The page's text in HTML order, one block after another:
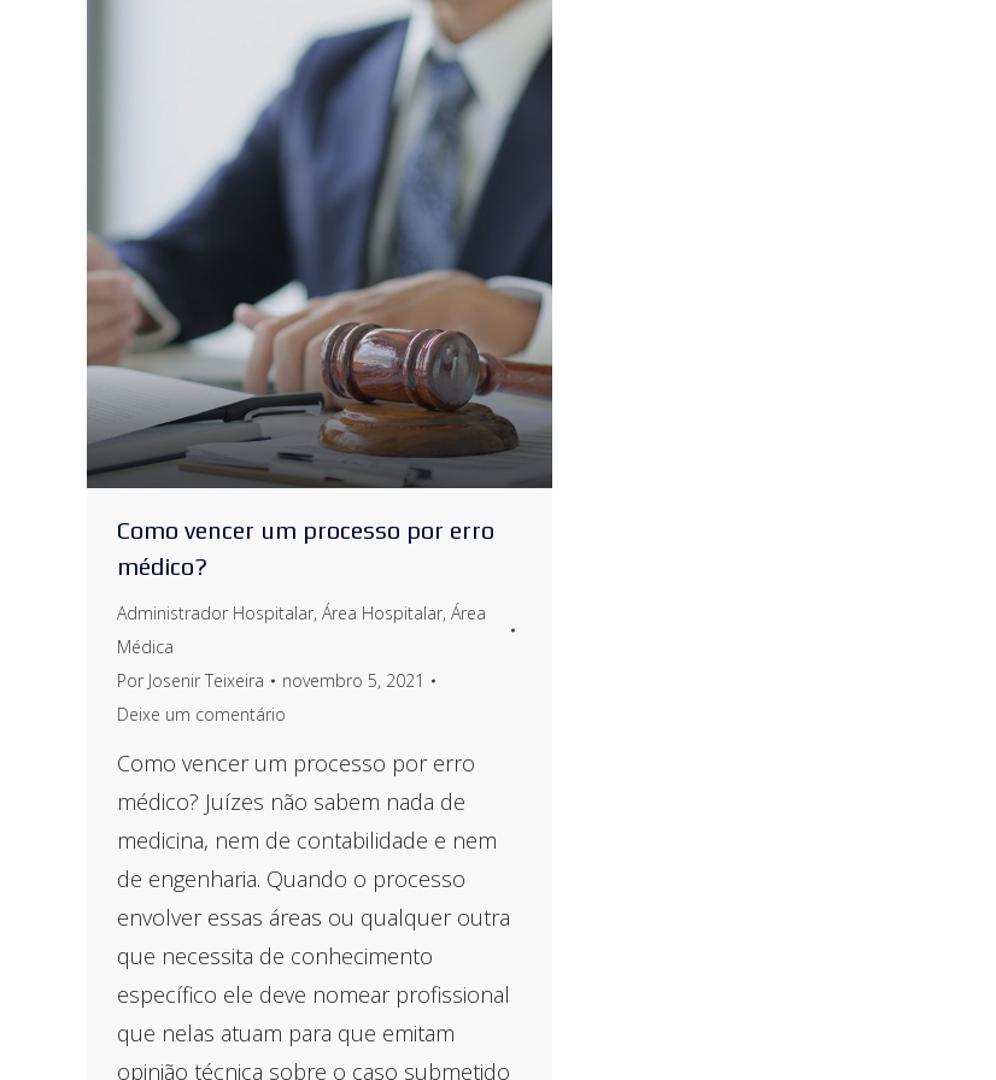
Como vencer um processo por erro
médico?
Administrador Hospitalar, Área Hospitalar, Área
Médica
Por Josenir Teixeira
novembro 5, 2021
Deixe um comentário
Como vencer um processo por erro
médico? Juízes não sabem nada de
medicina, nem de contabilidade e nem
de engenharia. Quando o processo
envolver essas áreas ou qualquer outra
que necessita de conhecimento
específico ele deve nomear profissional
que nelas atuam para que emitam
opinião técnica sobre o caso submetido